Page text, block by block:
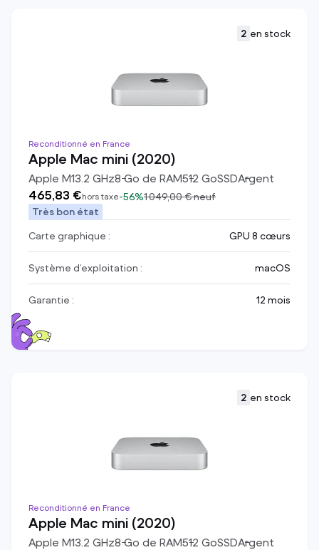
2 en stock
Reconditionné en France
Apple Mac mini (2020)
Apple M13.2 GHz8Go de RAM512 GoSSDArgent
465,83 €hors taxe-56%1 049,00 €neuf
Très bon état
Carte graphique :
GPU 8 cœurs
Système d’exploitation : macOS
Garantie : 12 mois
2 en stock
Reconditionné en France
Apple Mac mini (2020)
Apple M13.2 GHz8Go de RAM512 GoSSDArgent